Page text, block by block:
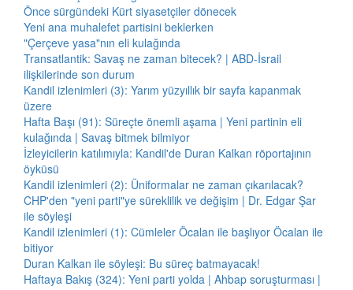
Önce sürgündeki Kürt siyasetçiler dönecek
Yeni ana muhalefet partisini beklerken
"Çerçeve yasa"nın eli kulağında
Transatlantik: Savaş ne zaman bitecek? | ABD-İsrail
ilişkilerinde son durum
Kandil izlenimleri (3): Yarım yüzyıllık bir sayfa kapanmak
üzere
Hafta Başı (91): Süreçte önemli aşama | Yeni partinin eli
kulağında | Savaş bitmek bilmiyor
İzleyicilerin katılımıyla: Kandil'de Duran Kalkan röportajının
öyküsü
Kandil izlenimleri (2): Üniformalar ne zaman çıkarılacak?
CHP'den "yeni parti"ye süreklilik ve değişim | Dr. Edgar Şar
ile söyleşi
Kandil izlenimleri (1): Cümleler Öcalan ile başlıyor Öcalan ile
bitiyor
Duran Kalkan ile söyleşi: Bu süreç batmayacak!
Haftaya Bakış (324): Yeni parti yolda | Ahbap soruşturması |